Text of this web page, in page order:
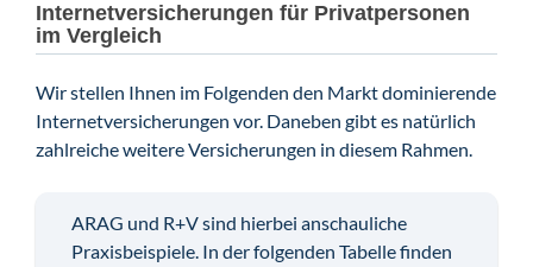
Internetversicherungen für Privatpersonen
im Vergleich
Wir stellen Ihnen im Folgenden den Markt dominierende
Internetversicherungen vor. Daneben gibt es natürlich
zahlreiche weitere Versicherungen in diesem Rahmen.
ARAG und R+V sind hierbei anschauliche
Praxisbeispiele. In der folgenden Tabelle finden